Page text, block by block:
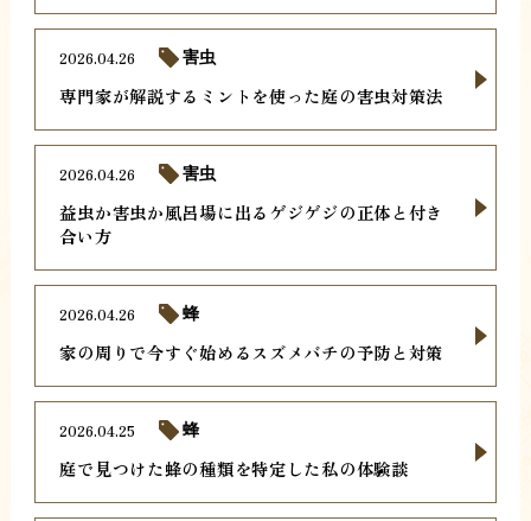
専門家が解説するミントを使った庭の害虫対策法
2026.04.26 害虫
益虫か害虫か風呂場に出るゲジゲジの正体と付き
合い方
2026.04.26 害虫
家の周りで今すぐ始めるスズメバチの予防と対策
2026.04.26 蜂
庭で見つけた蜂の種類を特定した私の体験談
2026.04.25 蜂